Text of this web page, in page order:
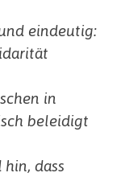
eindeutig:
in
beleidigt
dass